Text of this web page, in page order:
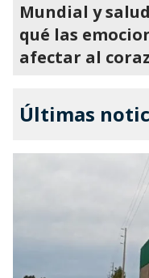
Mundial y
qué las
afectar al
Últimas